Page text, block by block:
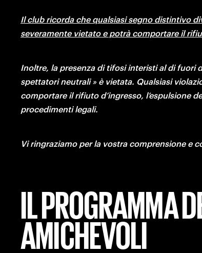
Il club ricorda che qualsiasi segno distintivo
severamente vietato e potrà comportare il
Inoltre, la presenza di tifosi interisti al di fuori
spettatori neutrali » è vietata. Qualsiasi
comportare il rifiuto d’ingresso, l’espulsione
procedimenti legali.
Vi ringraziamo per la vostra comprensione e
IL PROGRAMMA
AMICHEVOLI